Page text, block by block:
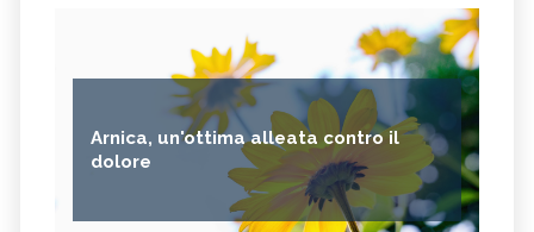
Arnica, un'ottima alleata contro il
dolore